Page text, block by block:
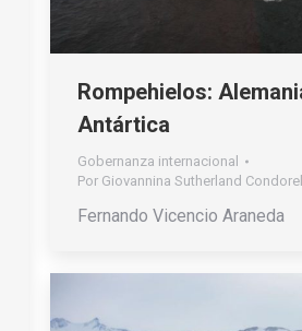
Rompehielos:
Antártica
Gobernanza internacional
Por Giovannina Sutherland
Fernando Vicencio Araneda